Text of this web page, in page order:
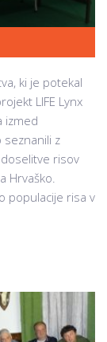
ki je potekal
LIFE Lynx
izmed
z
risov
Hrvaško.
populacije risa v